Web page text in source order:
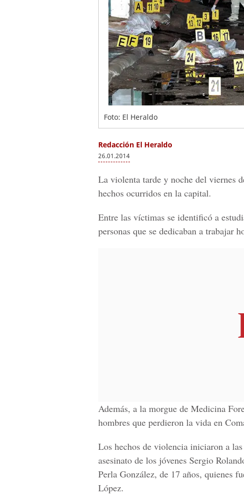
Foto: El Heraldo
Redacción El Heraldo
26.01.2014
La violenta tarde y noche del viernes
hechos ocurridos en la capital.
Entre las víctimas se identificó a
personas que se dedicaban a trabajar
Además, a la morgue de Medicina
hombres que perdieron la vida en
Los hechos de violencia iniciaron a
asesinato de los jóvenes Sergio
Perla González, de 17 años, quienes
López.